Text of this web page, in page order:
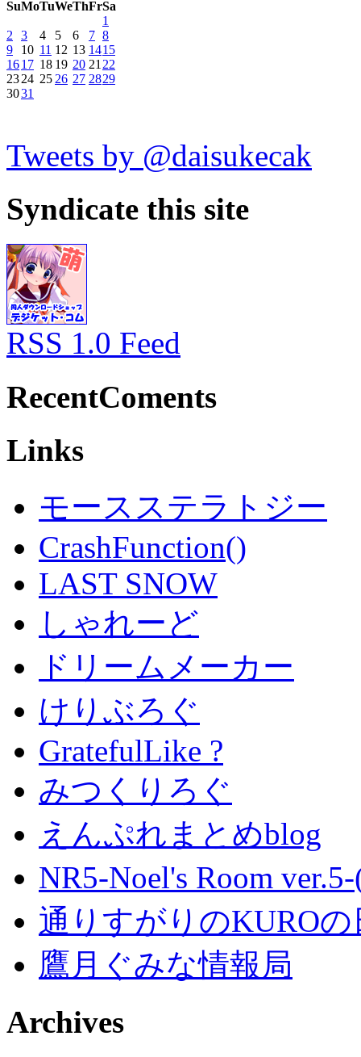
SuMoTuWeThFrSa
1
2
3 4 5 6 7 8
9
10 11 12 13 1415
1617 18 19 20 21 22
2324 25 26 27 2829
3031
Tweets by @daisukecak
Syndicate this site
RSS 1.0 Feed
RecentComents
Links
モースステラトジー
CrashFunction()
LAST SNOW
しゃれーど
ドリームメーカー
けりぶろぐ
GratefulLike ?
みつくりろぐ
えんぷれまとめblog
NR5-Noel's Room
通りすがりのKURO
鷹月ぐみな情報局
Archives